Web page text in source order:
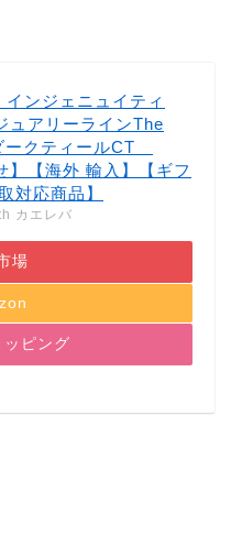
インジェニュイティ
ュアリーラインThe
クティールCT
【海外 輸入】【ギフ
対応商品】
カエレバ
場
ピング